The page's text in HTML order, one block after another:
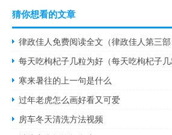
猜你想看的文章
律政佳人免费阅读全文（律政佳人第三部
每天吃枸杞子几粒为好（每天吃枸杞子几
寒来暑往的上一句是什么
过年老虎怎么画好看又可爱
房车冬天清洗方法视频